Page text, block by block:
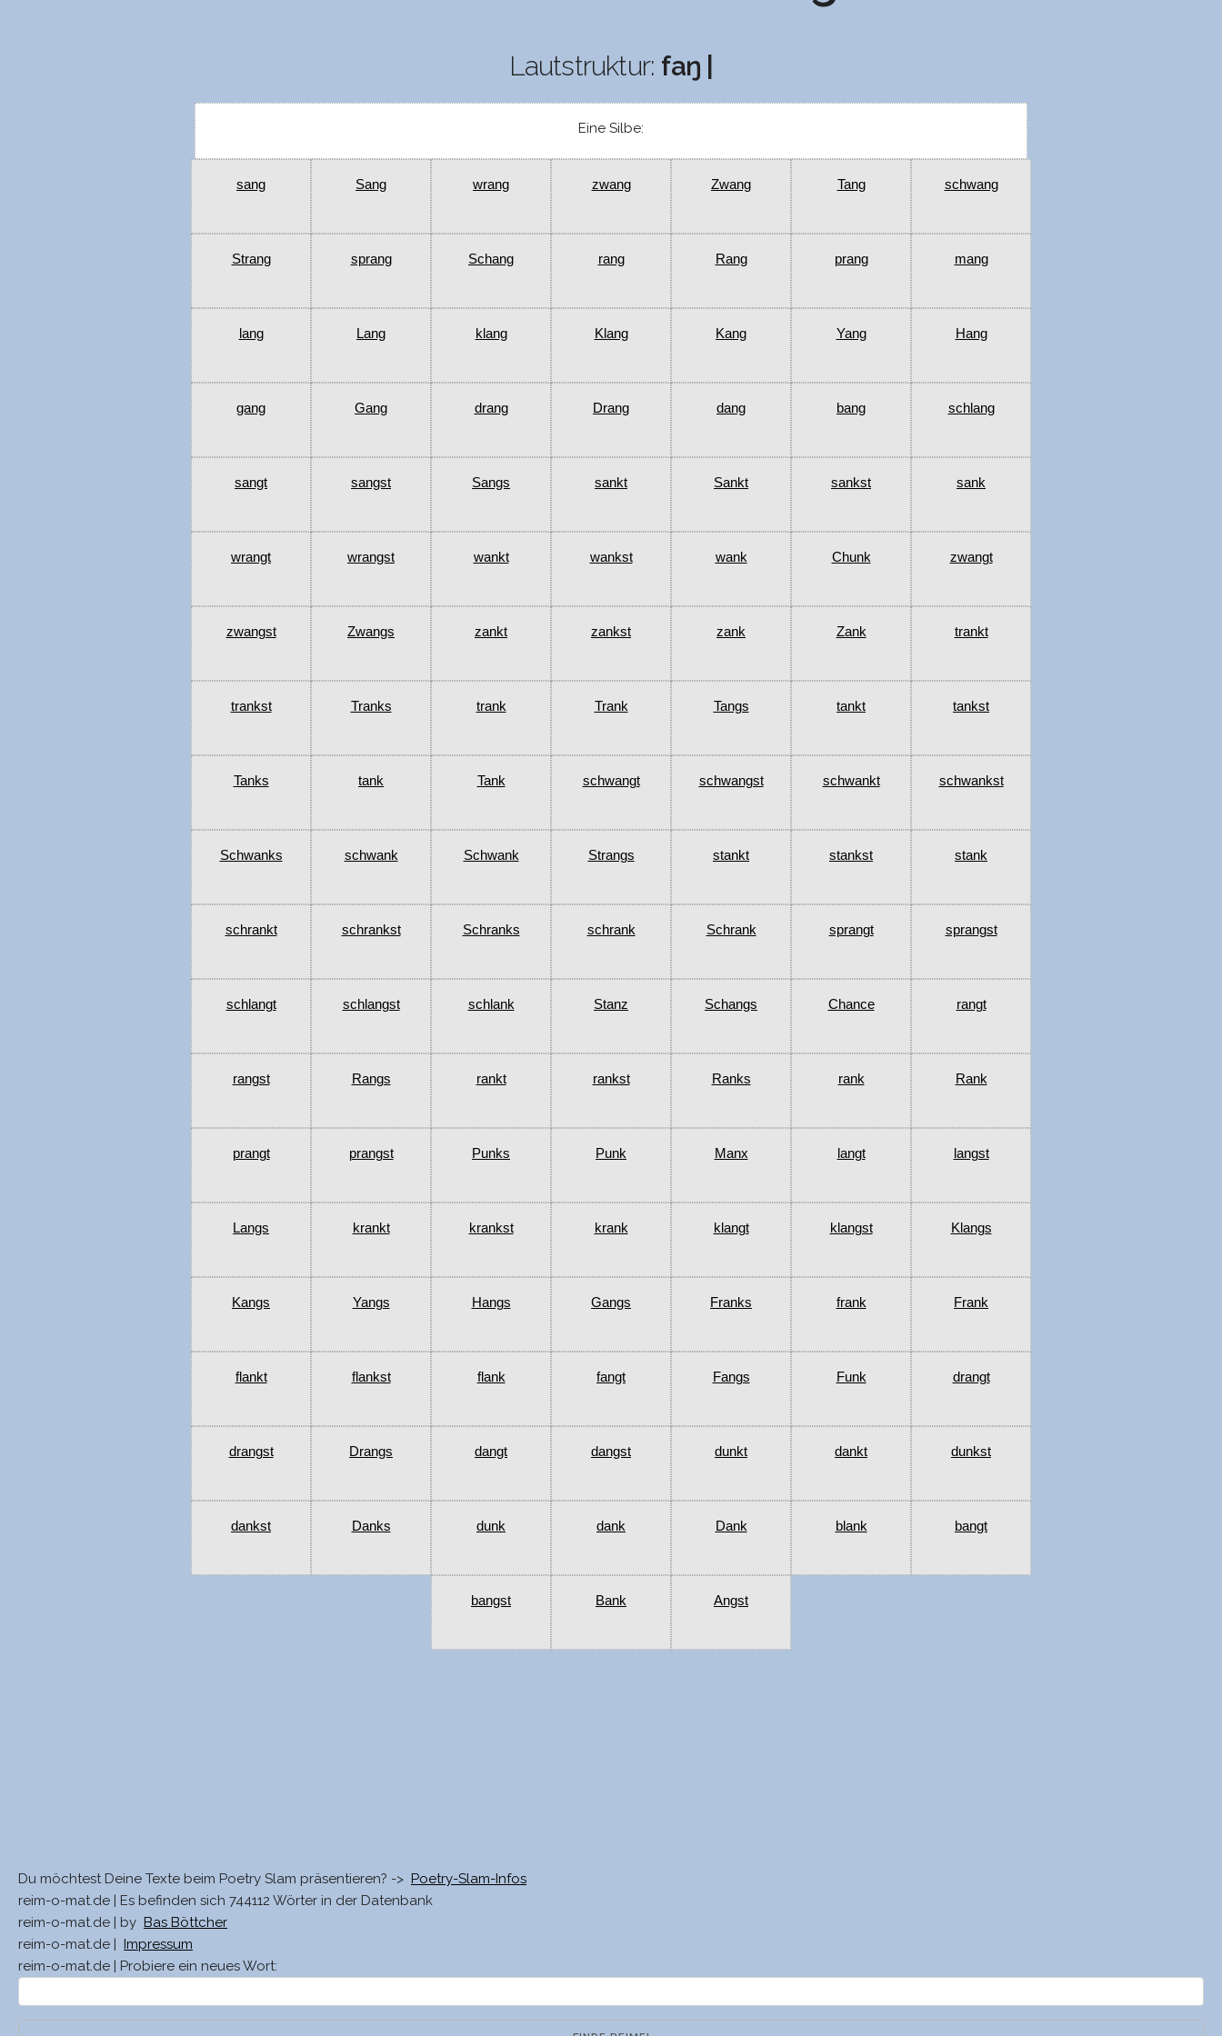
Lautstruktur: faŋ |
Eine Silbe:
sang Sang wrang zwang Zwang Tang schwang
Strang sprang Schang rang Rang prang mang
lang Lang klang Klang Kang Yang Hang
gang Gang drang Drang dang bang schlang
sangt sangst Sangs sankt Sankt sankst sank
wrangt wrangst wankt wankst wank Chunk zwangt
zwangst Zwangs zankt zankst zank Zank trankt
trankst Tranks trank Trank Tangs tankt tankst
Tanks tank Tank schwangt schwangst schwankt schwankst
Schwanks schwank Schwank Strangs stankt stankst stank
schrankt schrankst Schranks schrank Schrank sprangt sprangst
schlangt schlangst schlank Stanz Schangs Chance rangt
rangst Rangs rankt rankst Ranks rank Rank
prangt prangst Punks Punk Manx langt langst
Langs krankt krankst krank klangt klangst Klangs
Kangs Yangs Hangs Gangs Franks frank Frank
flankt flankst flank fangt Fangs Funk drangt
drangst Drangs dangt dangst dunkt dankt dunkst
dankst Danks dunk dank Dank blank bangt
bangst Bank Angst
Du möchtest Deine Texte beim Poetry Slam präsentieren? -> Poetry-Slam-Infos
reim-o-mat.de | Es befinden sich 744112 Wörter in der Datenbank
reim-o-mat.de | by Bas Böttcher
reim-o-mat.de |
Impressum
reim-o-mat.de | Probiere ein neues Wort: